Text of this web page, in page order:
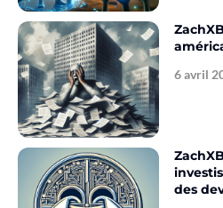
6 avril
des